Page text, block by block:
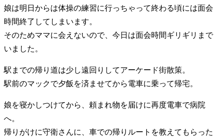
娘は明日からは体操の練習に行っちゃって終わる頃には面会
時間終了してしまいます。
そのためママに会えないので、今日は面会時間ギリギリまで
いました。
駅までの帰り道は少し遠回りしてアーケード街散策。
駅前のマックで夕飯を済ませてから電車に乗って帰宅。
娘を寝かしつけてから、頼まれ物を届けに再度電車で病院
へ。
帰りがけに守衛さんに、車での帰りルートを教えてもらった